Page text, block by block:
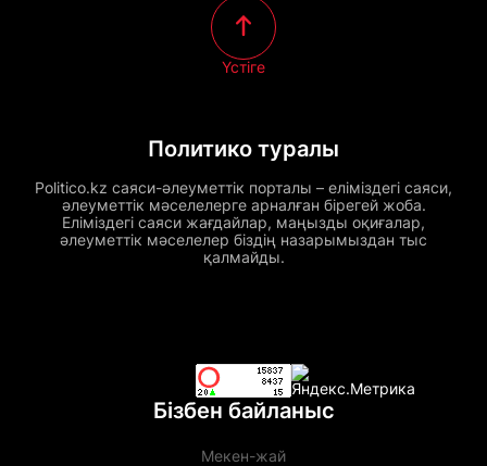
Политико туралы
Politico.kz саяси-әлеуметтік порталы – еліміздегі саяси,
әлеуметтік мәселелерге арналған бірегей жоба.
Еліміздегі саяси жағдайлар, маңызды оқиғалар,
әлеуметтік мәселелер біздің назарымыздан тыс
қалмайды.
Үстіге
Бізбен байланыс
Мекен-жай